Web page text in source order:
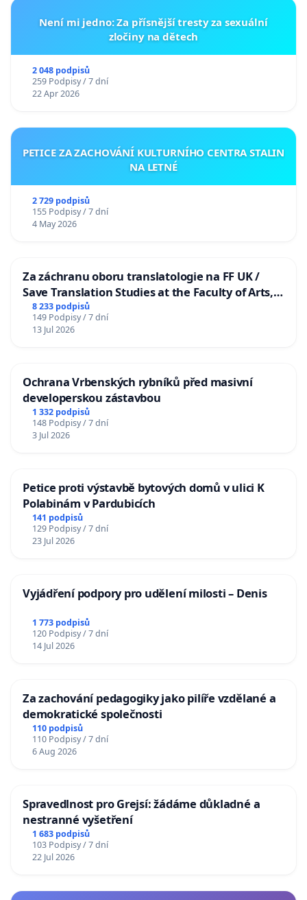
Není mi jedno: Za přísnější tresty za sexuální
zločiny na dětech
2 048 podpisů
259 Podpisy / 7 dní
22 Apr 2026
PETICE ZA ZACHOVÁNÍ KULTURNÍHO CENTRA STALIN
NA LETNÉ
2 729 podpisů
155 Podpisy / 7 dní
4 May 2026
Za záchranu oboru translatologie na FF UK /
Save Translation Studies at the Faculty of Arts,
Charles University
8 233 podpisů
149 Podpisy / 7 dní
13 Jul 2026
Ochrana Vrbenských rybníků před masivní
developerskou zástavbou
1 332 podpisů
148 Podpisy / 7 dní
3 Jul 2026
Petice proti výstavbě bytových domů v ulici K
Polabinám v Pardubicích
141 podpisů
129 Podpisy / 7 dní
23 Jul 2026
Vyjádření podpory pro udělení milosti – Denis
1 773 podpisů
120 Podpisy / 7 dní
14 Jul 2026
Za zachování pedagogiky jako pilíře vzdělané a
demokratické společnosti
110 podpisů
110 Podpisy / 7 dní
6 Aug 2026
Spravedlnost pro Grejsí: žádáme důkladné a
nestranné vyšetření
1 683 podpisů
103 Podpisy / 7 dní
22 Jul 2026